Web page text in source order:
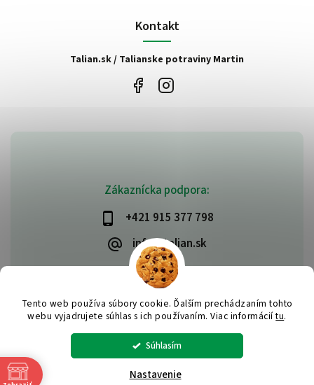
Tento web používa súbory cookie. Ďalším prechádzaním tohto
webu vyjadrujete súhlas s ich používaním. Viac informáciítu.
Súhlasím
Nastavenie
Zákaznícka podpora:
+421 915 377 798
info@talian.sk
Kontakt
Talian.sk / Talianske potraviny Martin
Copyright 2026talian.sk. Všetky práva vyhradené.
Shoptet